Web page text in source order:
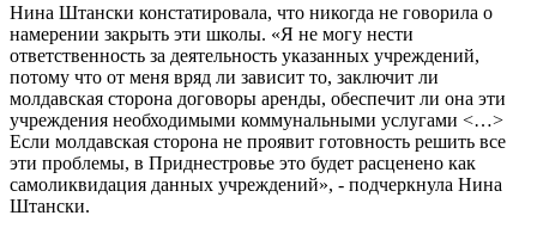
Нина Штански констатировала, что никогда не говорила о
намерении закрыть эти школы. «Я не могу нести
ответственность за деятельность указанных учреждений,
потому что от меня вряд ли зависит то, заключит ли
молдавская сторона договоры аренды, обеспечит ли она эти
учреждения необходимыми коммунальными услугами <…>
Если молдавская сторона не проявит готовность решить все
эти проблемы, в Приднестровье это будет расценено как
самоликвидация данных учреждений», - подчеркнула Нина
Штански.